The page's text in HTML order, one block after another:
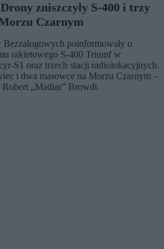
zniszczyły S-400 i trzy
Czarnym
poinformowały o
rakietowego S-400 Triumf w
S1 oraz trzech stacji radiolokacyjnych.
i dwa masowce na Morzu Czarnym –
Robert „Madiar” Browdi.